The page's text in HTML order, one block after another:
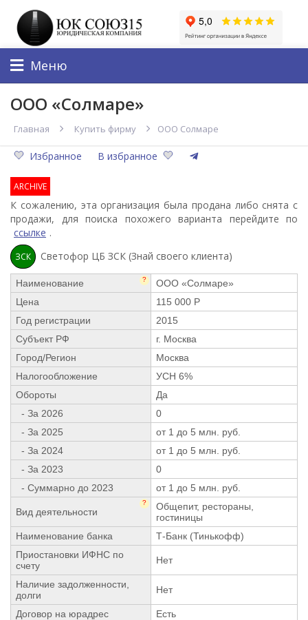
Меню
ООО «Солмаре»
Главная Купить фирму ООО Солмаре
Избранное В избранное
ARCHIVE
К сожалению, эта организация была продана либо снята с
продажи, для поиска похожего варианта перейдите по
ссылке .
ЗСК Светофор ЦБ ЗСК (Знай своего клиента)
Наименование ?
ООО «Солмаре»
Цена
115 000 Р
Год регистрации
2015
Субъект РФ
г. Москва
Город/Регион
Москва
Налогообложение
УСН 6%
Обороты
Да
- За 2026
0
- За 2025
от 1 до 5 млн. руб.
- За 2024
от 1 до 5 млн. руб.
- За 2023
0
- Суммарно до 2023
от 1 до 5 млн. руб.
Вид деятельности
?
Общепит, рестораны,
гостиницы
Наименование банка
Т-Банк (Тинькофф)
Приостановки ИФНС по
счету
Нет
Наличие задолженности,
долги
Нет
Договор на юрадрес
Есть